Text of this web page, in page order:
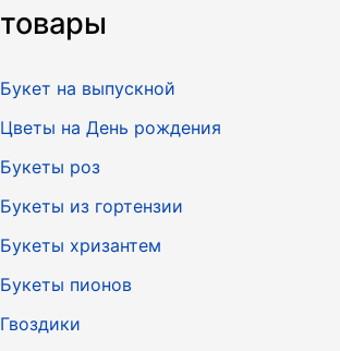
товары
Букет на выпускной
Цветы на День рождения
Букеты роз
Букеты из гортензии
Букеты хризантем
Букеты пионов
Гвоздики